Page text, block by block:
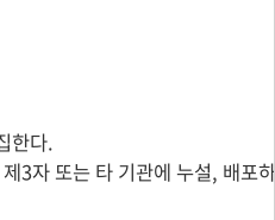
한다.
3자 또는 타 기관에 누설, 배포하